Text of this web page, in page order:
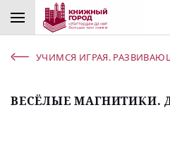
УЧИМСЯ ИГРАЯ.
ВЕСЁЛЫЕ МАГНИТИКИ.